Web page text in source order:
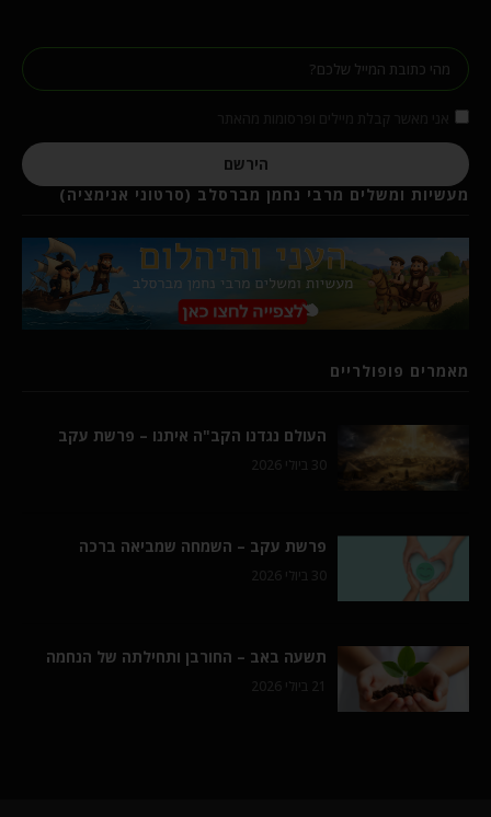
הירשם
מעשיות ומשלים מרבי נחמן מברסלב (סרטוני אנימציה)
מאמרים פופולריים
העולם נגדנו הקב"ה איתנו – פרשת עקב
30 ביולי 2026
פרשת עקב – השמחה שמביאה ברכה
30 ביולי 2026
תשעה באב – החורבן ותחילתה של הנחמה
21 ביולי 2026